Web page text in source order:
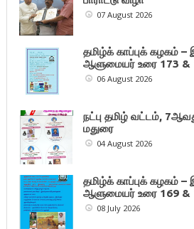
07 August 2026
தமிழ்க் காப்புக்
ஆளுமையர் உரை 173 &
06 August 2026
நட்பு தமிழ் வட்டம்,
மதுரை
04 August 2026
தமிழ்க் காப்புக்
ஆளுமையர் உரை 169 &
08 July 2026